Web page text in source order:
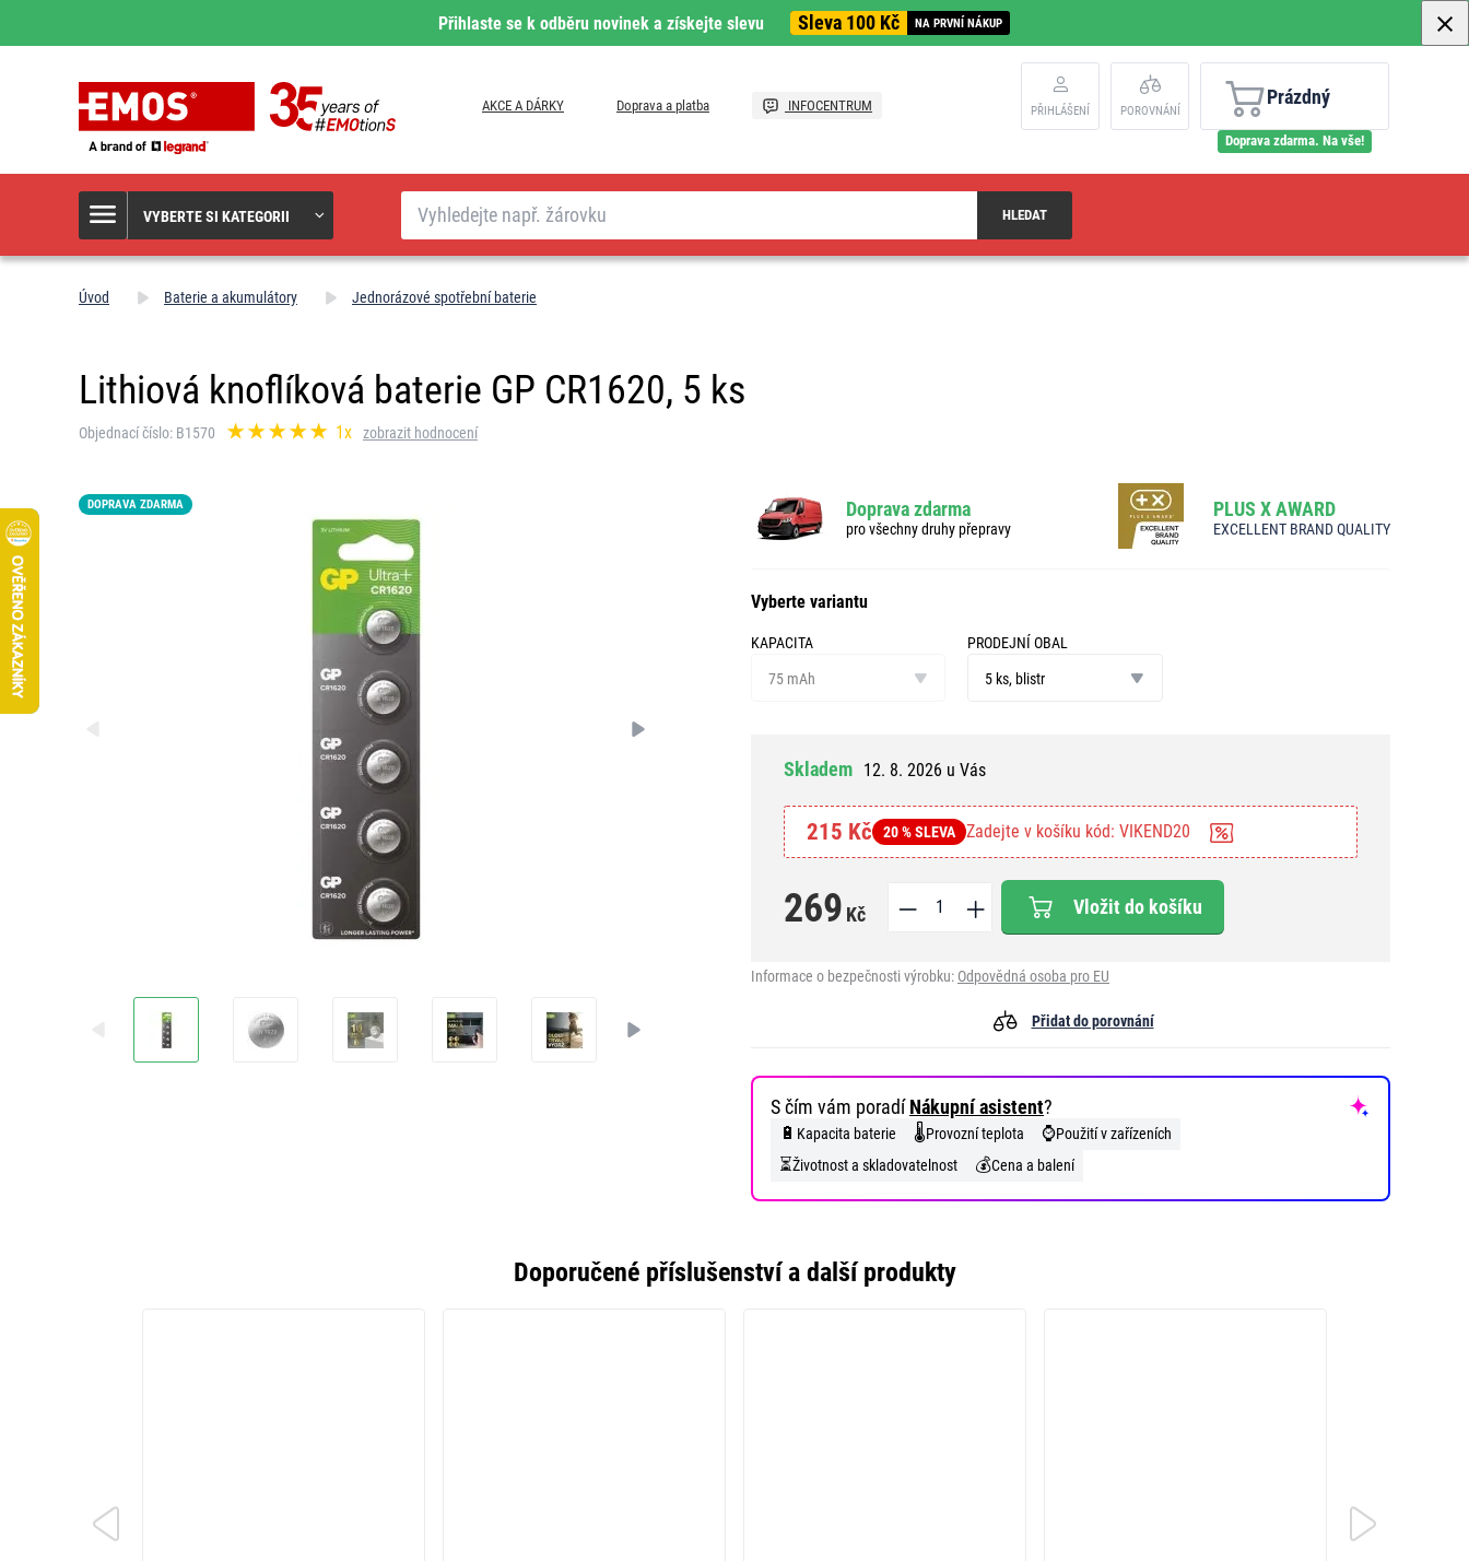
Přihlaste se k odběru novinek a získejte slevu Sleva 100 Kč NA PRVNÍ NÁKUP
AKCE A DÁRKY Doprava a platba INFOCENTRUM PŘIHLÁŠENÍ POROVNÁNÍ
Prázdný
Doprava zdarma. Na vše!
VYBERTE SI KATEGORII
Hledat
HLEDAT
Úvod Baterie a akumulátory Jednorázové spotřební baterie
Lithiová knoflíková baterie GP CR1620, 5 ks
Objednací číslo: B1570 1x zobrazit hodnocení
DOPRAVA ZDARMA Doprava zdarma
pro všechny druhy přepravy
PLUS X AWARD
EXCELLENT BRAND QUALITY
Vyberte variantu
KAPACITA
75 mAh
PRODEJNÍ OBAL
obal5 ks, blistr
Skladem 12. 8. 2026 u Vás
215 Kč 20 % SLEVA Zadejte v košíku kód: VIKEND20
269 Kč Vložit do košíku
Informace o bezpečnosti výrobku: Odpovědná osoba pro EU
Přidat do porovnání
S čím vám poradíNákupní asistent?
🔋 Kapacita baterie 🌡️Provozní teplota ⌚Použití v zařízeních
⏳Životnost a skladovatelnost 💰Cena a balení
Doporučené příslušenství a další produkty